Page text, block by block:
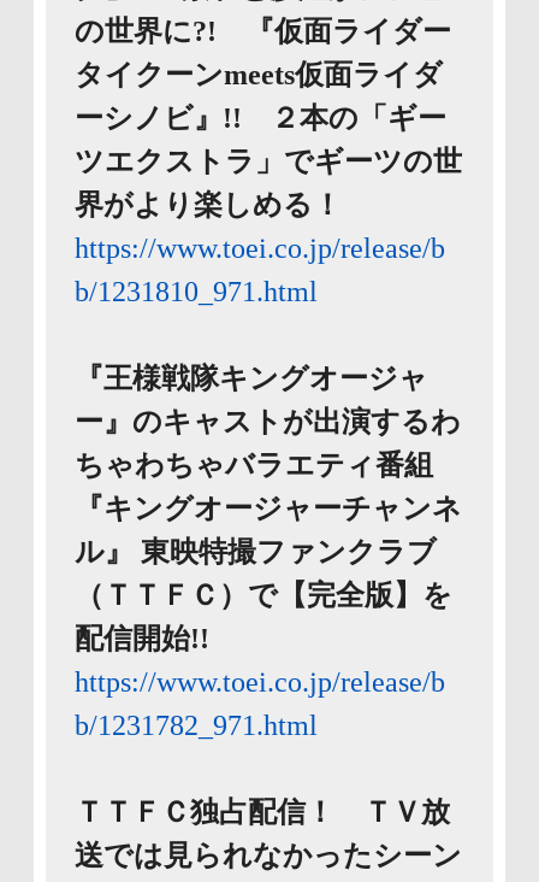
の世界に?! 『仮面ライダー
タイクーンmeets仮面ライダ
ーシノビ』!! ２本の「ギー
ツエクストラ」でギーツの世
界がより楽しめる！
https://www.toei.co.jp/release/b
b/1231810_971.html
『王様戦隊キングオージャ
ー』のキャストが出演するわ
ちゃわちゃバラエティ番組
『キングオージャーチャンネ
ル』 東映特撮ファンクラブ
（ＴＴＦＣ）で【完全版】を
配信開始!!
https://www.toei.co.jp/release/b
b/1231782_971.html
ＴＴＦＣ独占配信！ ＴＶ放
送では見られなかったシーン